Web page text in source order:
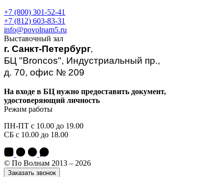
+7 (800) 301-52-41
+7 (812) 603-83-31
info@povolnam5.ru
Выставочный зал
г. Санкт-Петербург,
БЦ "Broncos", Индустриальный пр.,
д. 70, офис № 209
На входе в БЦ нужно предоставить документ,
удостоверяющий личность
Режим работы
ПН-ПТ с 10.00 до 19.00
СБ с 10.00 до 18.00
© По Волнам 2013 – 2026
Заказать звонок